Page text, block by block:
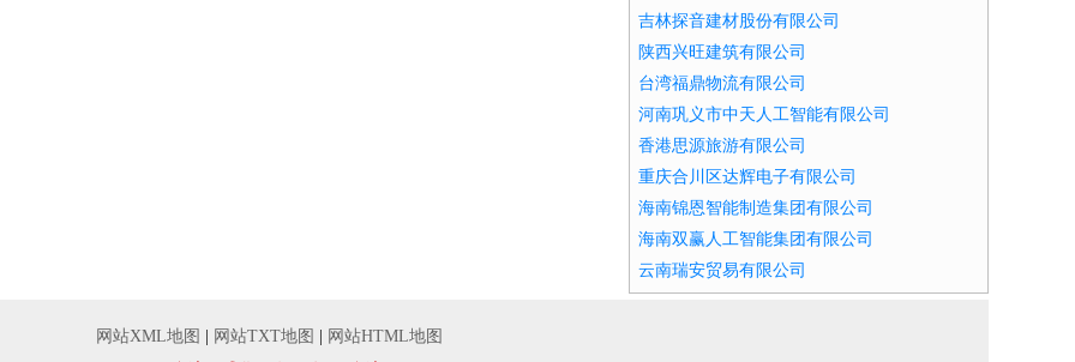
吉林探音建材股份有限公司
陕西兴旺建筑有限公司
台湾福鼎物流有限公司
河南巩义市中天人工智能有限公司
香港思源旅游有限公司
重庆合川区达辉电子有限公司
海南锦恩智能制造集团有限公司
海南双赢人工智能集团有限公司
云南瑞安贸易有限公司
网站XML地图 网站TXT地图
网站HTML地图